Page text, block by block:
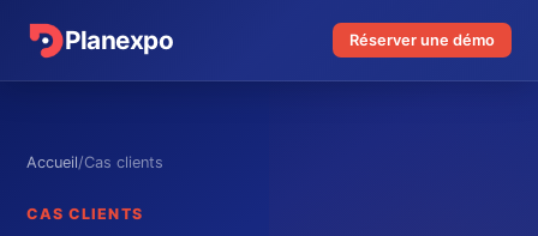
Planexpo Réserver une démo
Accueil/Cas clients
CAS CLIENTS